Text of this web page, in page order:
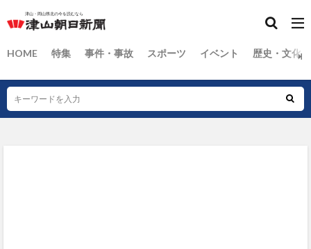
HOME 特集 事件・事故 スポーツ イベント 歴史・文化